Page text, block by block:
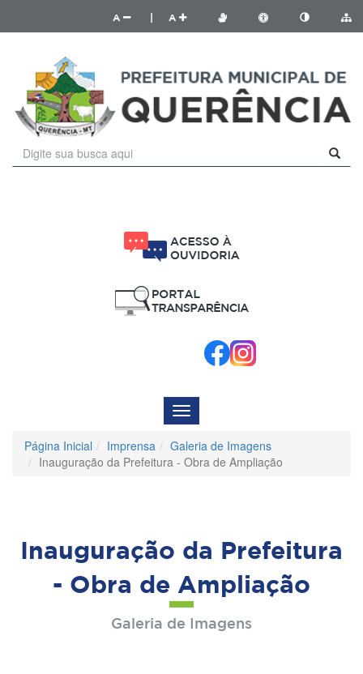
A A
Menu
de
Navegação
Página Inicial Imprensa
Galeria de Imagens
Inauguração da Prefeitura - Obra de Ampliação
Inauguração da Prefeitura
- Obra de Ampliação
Galeria de Imagens